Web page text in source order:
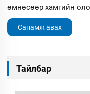
өмнөсөөр хамгийн
Санамж авах
Тайлбар